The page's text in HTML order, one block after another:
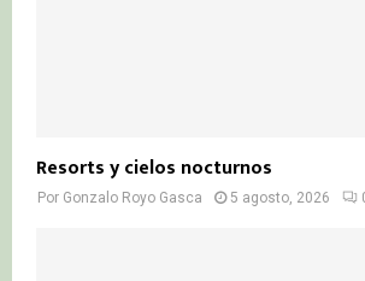
Resorts y cielos nocturnos
Por Gonzalo Royo Gasca 5 agosto, 2026